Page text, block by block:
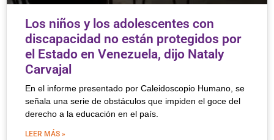
Los niños y los adolescentes con
discapacidad no están protegidos por
el Estado en Venezuela, dijo Nataly
Carvajal
En el informe presentado por Caleidoscopio Humano, se
señala una serie de obstáculos que impiden el goce del
derecho a la educación en el país.
LEER MÁS »